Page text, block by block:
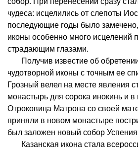
чудеса: исцелились от слепоты
последующие годы было замечено,
иконы особенно много исцелений
страдающим глазами.
Получив известие об
чудотворной иконы с точным ее
Грозный велел на месте явления
монастырь для сорока инокинь и в
Отроковица Матрона со своей
приняли в новом монастыре
был заложен новый собор
Казанская икона стала